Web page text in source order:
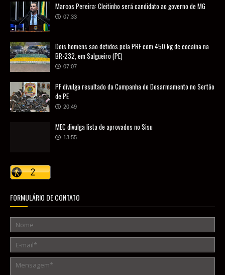
Marcos Pereira: Cleitinho será candidato ao governo de MG
07:33
Dois homens são detidos pela PRF com 450 kg de cocaína na
BR-232, em Salgueiro (PE)
07:07
PF divulga resultado da Campanha de Desarmamento no Sertão
de PE
20:49
MEC divulga lista de aprovados no Sisu
13:55
FORMULÁRIO DE CONTATO